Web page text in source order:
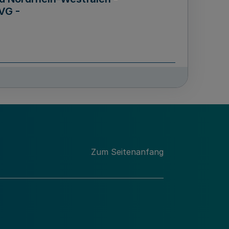
-
Männern für das Land
Zum Seitenanfang